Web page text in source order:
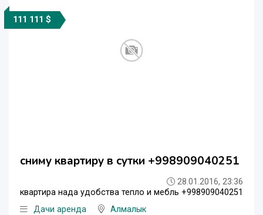
111 111 $
сниму квартиру в сутки +998909040251
28.01.2016, 23:36
квартира нада удобства тепло и мебль +998909040251
Дачи аренда
Алмалык